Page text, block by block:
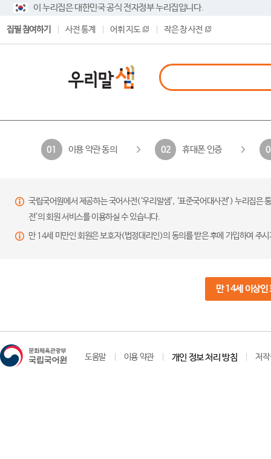
이 누리집은 대한민국 공식 전자정부 누리집입니다.
집필 참여하기 사전 통계 어휘 지도 작은 창 사전
01 이용 약관 동의 02 휴대폰 인증
국립국어원에서 제공하는 국어사전(‘우리말샘’, ‘표준국어대사전’) 누리집
전’의 회원 서비스를 이용하실 수 있습니다.
만 14세 미만인 회원은 보호자(법정대리인)의 동의를 받은 후에 가입하여 주
만 14세 이상인
도움말 이용 약관 개인 정보 처리 방침 저